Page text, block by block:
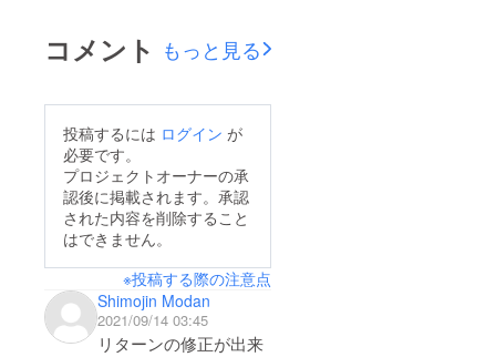
コメント もっと見る
投稿するには ログイン が
必要です。
プロジェクトオーナーの承
認後に掲載されます。承認
された内容を削除すること
はできません。
※投稿する際の注意点
Shimojin Modan
2021/09/14 03:45
リターンの修正が出来